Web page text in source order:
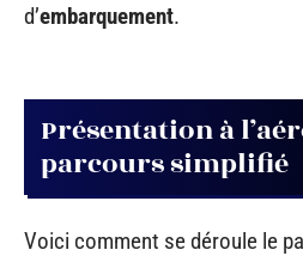
d’embarquement.
Présentation à
parcours simplifié
Voici comment se déroule le